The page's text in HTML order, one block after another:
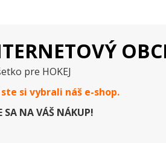
pre HOKEJ
si vybrali náš e-shop.
SA NA VÁŠ NÁKUP!